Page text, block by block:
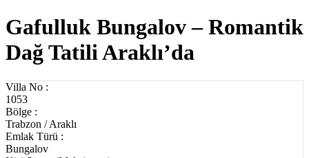
Gafulluk Bungalov – Romantik
Dağ Tatili Araklı’da
Villa No :
1053
Bölge :
Trabzon / Araklı
Emlak Türü :
Bungalov